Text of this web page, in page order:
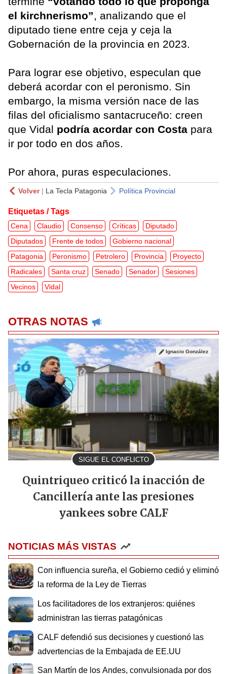
el kirchnerismo”, analizando que el
diputado tiene entre ceja y ceja la
Gobernación de la provincia en 2023.
Para lograr ese objetivo, especulan que
deberá acordar con el peronismo. Sin
embargo, la misma versión nace de las
filas del oficialismo santacruceño: creen
que Vidal podría acordar con Costa para
ir por todo en dos años.
Por ahora, puras especulaciones.
Volver| La Tecla Patagonia Política Provincial
Etiquetas / Tags
Cena Claudio Consenso Críticas
Diputado
Diputados
Frente de todos
Gobierno nacional
Patagonia
Peronismo Petrolero Provincia
Proyecto
Radicales
Santa cruz Senado Senador
Sesiones
Vecinos
Vidal
OTRAS NOTAS
SIGUE EL CONFLICTO
Ignacio González
Quintriqueo criticó la inacción de
Cancillería ante las presiones
yankees sobre CALF
NOTICIAS MÁS VISTAS
Con influencia sureña, el Gobierno cedió y eliminó
la reforma de la Ley de Tierras
Los facilitadores de los extranjeros: quiénes
administran las tierras patagónicas
CALF defendió sus decisiones y cuestionó las
advertencias de la Embajada de EE.UU
San Martín de los Andes, convulsionada por dos